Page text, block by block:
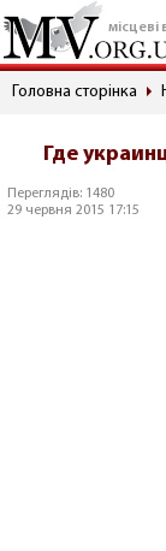
місцеві
Головна сторінка
Где
Переглядів: 1480
29 червня 2015 17:15